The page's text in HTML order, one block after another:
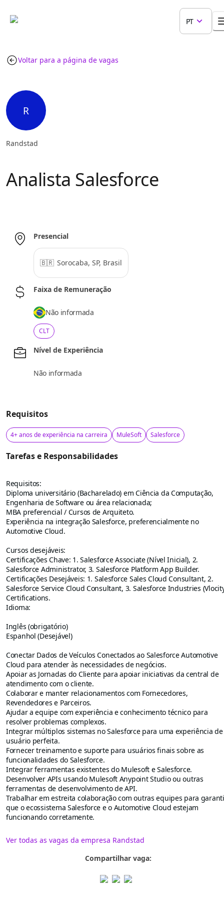
PT
Voltar para a página de vagas
R
Randstad
Analista Salesforce
Presencial
🇧🇷 Sorocaba, SP, Brasil
Faixa de Remuneração
Não informada
CLT
Nível de Experiência
Não informada
Requisitos
4+ anos de experiência na carreira MuleSoft Salesforce
Tarefas e Responsabilidades
Requisitos:
Diploma universitário (Bacharelado) em Ciência da Computação,
Engenharia de Software ou área relacionada;
MBA preferencial / Cursos de Arquiteto.
Experiência na integração Salesforce, preferencialmente no
Automotive Cloud.
Cursos desejáveis:
Certificações Chave: 1. Salesforce Associate (Nível Inicial), 2.
Salesforce Administrator, 3. Salesforce Platform App Builder.
Certificações Desejáveis: 1. Salesforce Sales Cloud Consultant, 2.
Salesforce Service Cloud Consultant, 3. Salesforce Industries
Certifications.
Idioma:
Inglês (obrigatório)
Espanhol (Desejável)
Conectar Dados de Veículos Conectados ao Salesforce Automotive
Cloud para atender às necessidades de negócios.
Apoiar as Jornadas do Cliente para apoiar iniciativas da central de
atendimento com o cliente.
Colaborar e manter relacionamentos com Fornecedores,
Revendedores e Parceiros.
Ajudar a equipe com experiência e conhecimento técnico para
resolver problemas complexos.
Integrar múltiplos sistemas no Salesforce para uma experiência de
usuário perfeita.
Fornecer treinamento e suporte para usuários finais sobre as
funcionalidades do Salesforce.
Integrar ferramentas existentes do Mulesoft e Salesforce.
Desenvolver APIs usando Mulesoft Anypoint Studio ou outras
ferramentas de desenvolvimento de API.
Trabalhar em estreita colaboração com outras equipes para
que o ecossistema Salesforce e o Automotive Cloud estejam
funcionando corretamente.
Ver todas as vagas da empresa Randstad
Compartilhar vaga: